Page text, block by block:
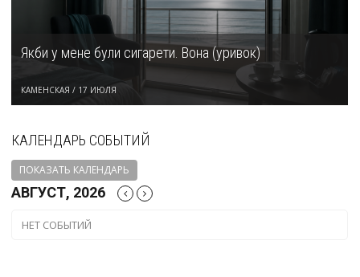
Якби у мене були сигарети. Вона (уривок)
КАМЕНСКАЯ / 17 ИЮЛЯ
КАЛЕНДАРЬ СОБЫТИЙ
ПОКАЗАТЬ КАЛЕНДАРЬ
АВГУСТ, 2026
НЕТ СОБЫТИЙ